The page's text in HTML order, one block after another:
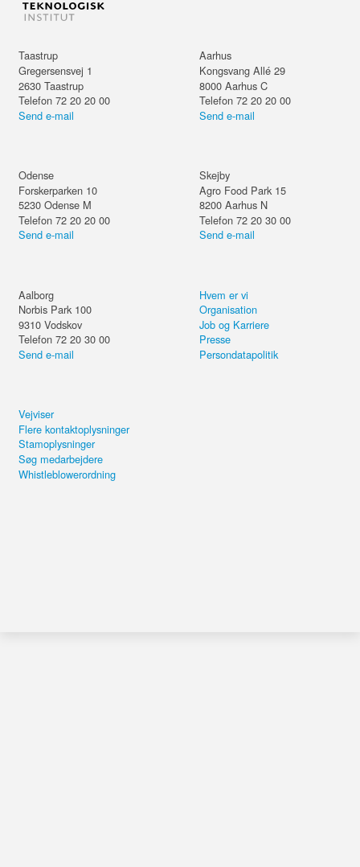
Taastrup
Gregersensvej 1
2630 Taastrup
Telefon 72 20 20 00
Send e-mail
Aarhus
Kongsvang Allé 29
8000 Aarhus C
Telefon 72 20 20 00
Send e-mail
Odense
Forskerparken 10
5230 Odense M
Telefon 72 20 20 00
Send e-mail
Skejby
Agro Food Park 15
8200 Aarhus N
Telefon 72 20 30 00
Send e-mail
Aalborg
Norbis Park 100
9310 Vodskov
Telefon 72 20 30 00
Send e-mail
Hvem er vi
Organisation
Job og Karriere
Presse
Persondatapolitik
Vejviser
Flere kontaktoplysninger
Stamoplysninger
Søg medarbejdere
Whistleblowerordning